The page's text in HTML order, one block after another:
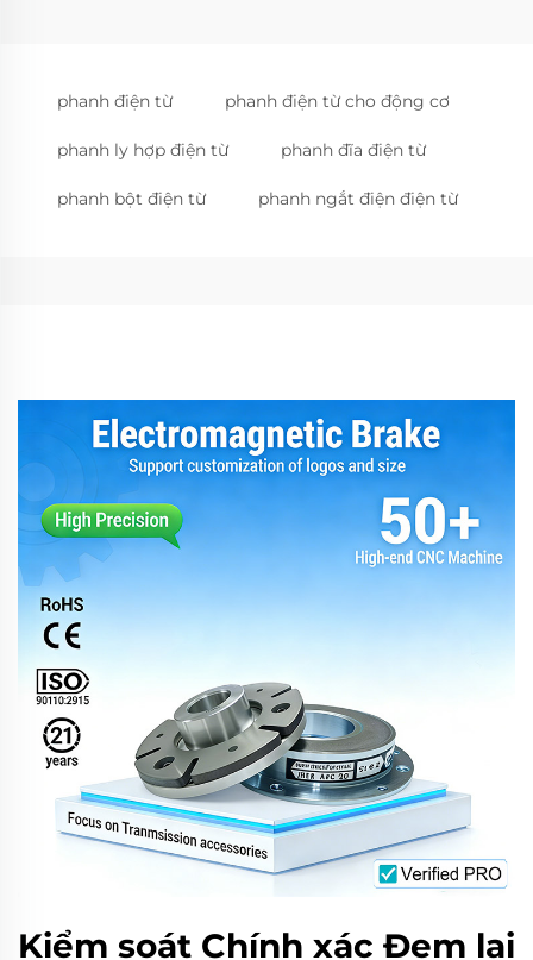
phanh điện từ phanh điện từ cho động cơ
phanh ly hợp điện từ phanh đĩa điện từ
phanh bột điện từ phanh ngắt điện điện từ
Kiểm soát Chính xác Đem lại